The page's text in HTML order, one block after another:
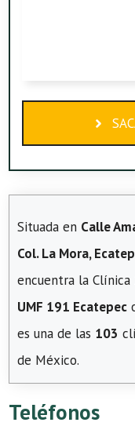
Situada en Calle
Col. La Mora,
encuentra la Clínica
UMF 191 Ecatepec
es una de las 103
de México.
Teléfonos